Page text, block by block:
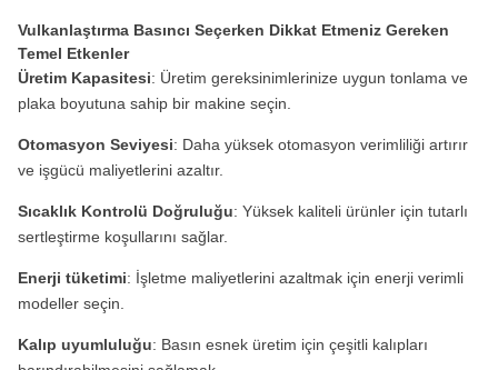
Vulkanlaştırma Basıncı Seçerken Dikkat Etmeniz Gereken
Temel Etkenler
Üretim Kapasitesi: Üretim gereksinimlerinize uygun tonlama ve
plaka boyutuna sahip bir makine seçin.
Otomasyon Seviyesi: Daha yüksek otomasyon verimliliği artırır
ve işgücü maliyetlerini azaltır.
Sıcaklık Kontrolü Doğruluğu: Yüksek kaliteli ürünler için tutarlı
sertleştirme koşullarını sağlar.
Enerji tüketimi: İşletme maliyetlerini azaltmak için enerji verimli
modeller seçin.
Kalıp uyumluluğu: Basın esnek üretim için çeşitli kalıpları